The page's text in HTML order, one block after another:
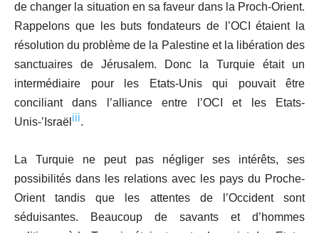
de changer la situation en sa faveur dans la Proch-Orient.
Rappelons que les buts fondateurs de l’OCI étaient la
résolution du problème de la Palestine et la libération des
sanctuaires de Jérusalem. Donc la Turquie était un
intermédiaire pour les Etats-Unis qui pouvait être
conciliant dans l’alliance entre l’OCI et les Etats-
Unis-’Israël iii.
La Turquie ne peut pas négliger ses intérêts, ses
possibilités dans les relations avec les pays du Proche-
Orient tandis que les attentes de l’Occident sont
séduisantes. Beaucoup de savants et d’hommes